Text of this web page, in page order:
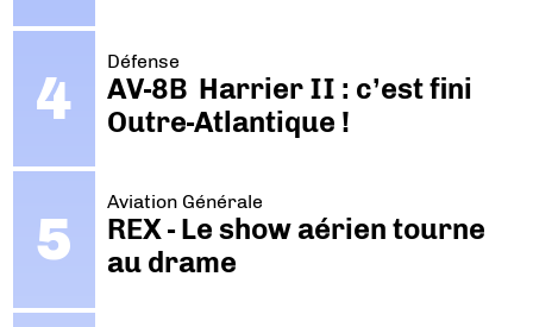
Défense
AV-8B Harrier II : c’est fini
Outre-Atlantique !
Aviation Générale
REX - Le show aérien tourne
au drame